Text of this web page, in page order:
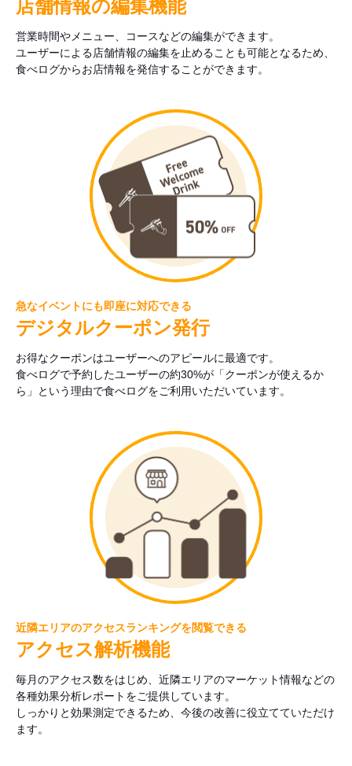
店舗情報の編集機能
営業時間やメニュー、コースなどの編集ができます。
ユーザーによる店舗情報の編集を止めることも可能となるため、
食べログからお店情報を発信することができます。
急なイベントにも即座に対応できる
デジタルクーポン発行
お得なクーポンはユーザーへのアピールに最適です。
食べログで予約したユーザーの約30%が「クーポンが使えるか
ら」という理由で食べログをご利用いただいています。
近隣エリアのアクセスランキングを閲覧できる
アクセス解析機能
毎月のアクセス数をはじめ、近隣エリアのマーケット情報などの
各種効果分析レポートをご提供しています。
しっかりと効果測定できるため、今後の改善に役立てていただけ
ます。